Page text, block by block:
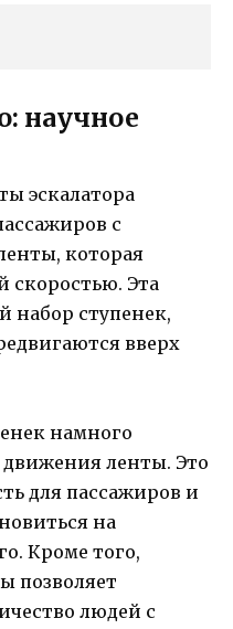
научное
эскалатора
с
которая
скоростью. Эта
набор ступенек,
вверх
намного
движения ленты. Это
для пассажиров и
на
Кроме того,
позволяет
людей с